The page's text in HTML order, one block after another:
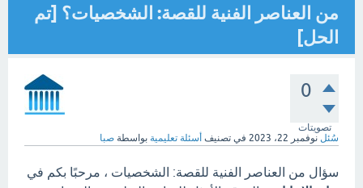
من العناصر الفنية للقصة: الشخصيات؟ [تم
الحل]
0
تصويتات
سُئل نوفمبر 22، 2023 في تصنيف أسئلة تعليمية بواسطة صبا
سؤال من العناصر الفنية للقصة: الشخصيات ، مرحبًا بكم في